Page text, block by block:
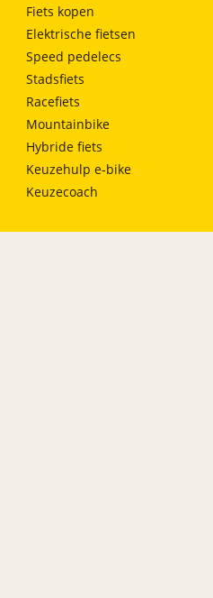
Fiets kopen
Elektrische fietsen
Speed pedelecs
Stadsfiets
Racefiets
Mountainbike
Hybride fiets
Keuzehulp e-bike
Keuzecoach